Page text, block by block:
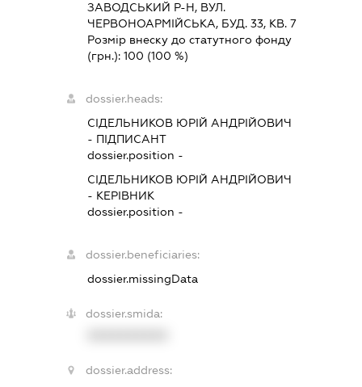
ЗАВОДСЬКИЙ Р-Н, ВУЛ.
ЧЕРВОНОАРМІЙСЬКА, БУД. 33, КВ. 7
Розмір внеску до статутного фонду
(грн.):100 (100 %)
dossier.heads:
СІДЕЛЬНИКОВ ЮРІЙ АНДРІЙОВИЧ
- ПІДПИСАНТ
dossier.position -
СІДЕЛЬНИКОВ ЮРІЙ АНДРІЙОВИЧ
- КЕРІВНИК
dossier.position -
dossier.beneficiaries:
dossier.missingData
dossier.smida:
dossier.address: